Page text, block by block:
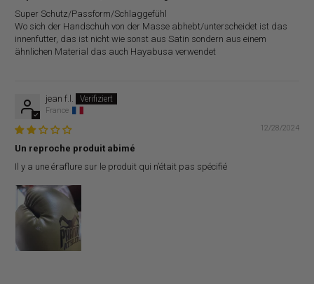
Super Schutz/Passform/Schlaggefühl
Wo sich der Handschuh von der Masse abhebt/unterscheidet ist das
innenfutter, das ist nicht wie sonst aus Satin sondern aus einem
ähnlichen Material das auch Hayabusa verwendet
jean f.l.
France
12/28/2024
Un reproche produit abimé
Il y a une éraflure sur le produit qui n’était pas spécifié